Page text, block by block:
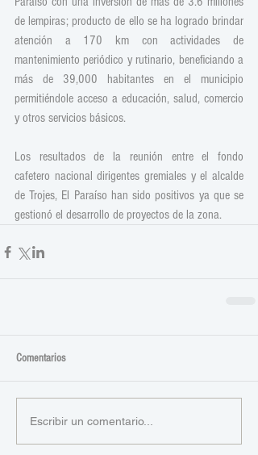
de lempiras; producto de ello se ha logrado brindar
atención a 170 km con actividades de
mantenimiento periódico y rutinario, beneficiando a
más de 39,000 habitantes en el municipio
permitiéndole acceso a educación, salud, comercio
y otros servicios básicos.
Los resultados de la reunión entre el fondo
cafetero nacional dirigentes gremiales y el alcalde
de Trojes, El Paraíso han sido positivos ya que se
gestionó el desarrollo de proyectos de la zona.
Comentarios
Escribir un comentario...